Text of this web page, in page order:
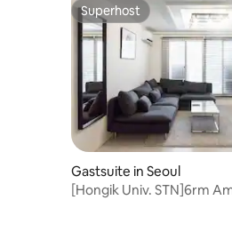
Superhost
Superhost
Gastsuite in Seoul
[Hongik Univ. STN]6rm